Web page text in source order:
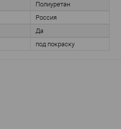
Полиуретан
Россия
Да
под покраску